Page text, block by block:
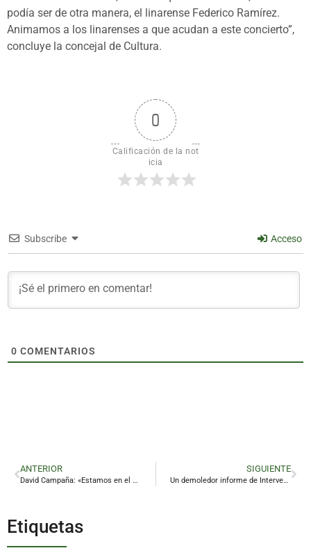
podía ser de otra manera, el linarense Federico Ramírez.
Animamos a los linarenses a que acudan a este concierto”,
concluye la concejal de Cultura.
0
Calificación de la not
icia
Subscribe Acceso
0 COMENTARIOS
ANTERIOR
David Campaña: «Estamos en el mejor momento físico y con hambre de victorias»
SIGUIENTE
Un demoledor informe de Intervención revela el descontrol del presupuesto de Linares
Etiquetas